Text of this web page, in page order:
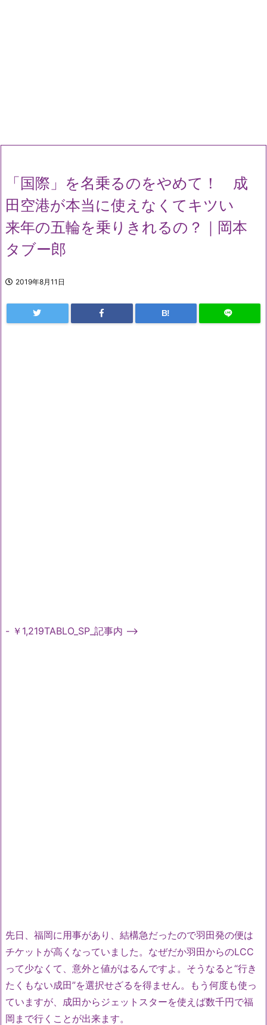
「国際」を名乗るのをやめて！ 成
田空港が本当に使えなくてキツい
来年の五輪を乗りきれるの？｜岡本
タブー郎
2019年8月11日
B!
- ￥1,219TABLO_SP_記事内 -->
先日、福岡に用事があり、結構急だったので羽田発の便は
チケットが高くなっていました。なぜだか羽田からのLCC
って少なくて、意外と値がはるんですよ。そうなると“行き
たくもない成田”を選択せざるを得ません。もう何度も使っ
ていますが、成田からジェットスターを使えば数千円で福
岡まで行くことが出来ます。